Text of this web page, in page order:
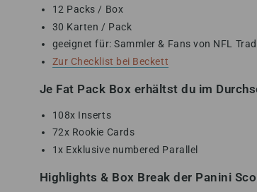
12 Packs / Box
30 Karten / Pack
geeignet für: Sammler & Fans von NFL
Zur Checklist bei Beckett
Je Fat Pack Box erhältst du im
108x Inserts
72x Rookie Cards
1x Exklusive numbered Parallel
Highlights & Box Break der Panini